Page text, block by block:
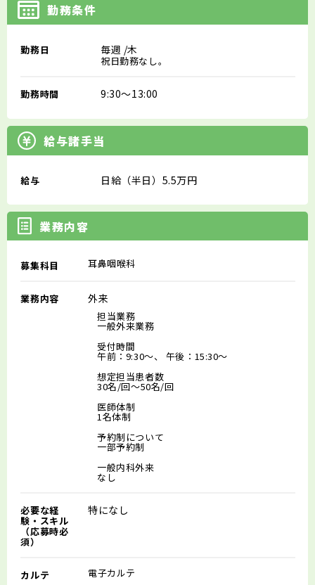
勤務条件
勤務日 毎週 /木
祝日勤務なし。
勤務時間 9:30～13:00
給与諸手当
給与 日給（半日）5.5万円
業務内容
募集科目 耳鼻咽喉科
業務内容 外来
担当業務
一般外来業務
受付時間
午前：9:30～、 午後：15:30～
想定担当患者数
30名/回～50名/回
医師体制
1名体制
予約制について
一部予約制
一般内科外来
なし
必要な経
験・スキル
（応募時必
須）
特になし
カルテ 電子カルテ